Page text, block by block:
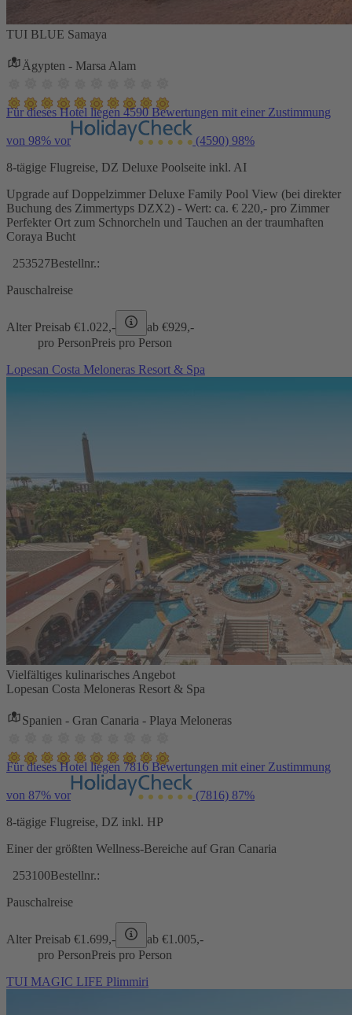
TUI BLUE Samaya
Ägypten - Marsa Alam
Für dieses Hotel liegen 4590 Bewertungen mit einer Zustimmung
von 98% vor (4590) 98%
8-tägige Flugreise, DZ Deluxe Poolseite inkl. AI
Upgrade auf Doppelzimmer Deluxe Family Pool View (bei direkter
Buchung des Zimmertyps DZX2) - Wert: ca. € 220,- pro Zimmer
Perfekter Ort zum Schnorcheln und Tauchen an der traumhaften
Coraya Bucht
253527Bestellnr.:
Pauschalreise
Alter Preisab €1.022,- ab €929,-
pro PersonPreis pro Person
Lopesan Costa Meloneras Resort & Spa
Vielfältiges kulinarisches Angebot
Lopesan Costa Meloneras Resort & Spa
Spanien - Gran Canaria - Playa Meloneras
Für dieses Hotel liegen 7816 Bewertungen mit einer Zustimmung
von 87% vor (7816) 87%
8-tägige Flugreise, DZ inkl. HP
Einer der größten Wellness-Bereiche auf Gran Canaria
253100Bestellnr.:
Pauschalreise
Alter Preisab €1.699,- ab €1.005,-
pro PersonPreis pro Person
TUI MAGIC LIFE Plimmiri